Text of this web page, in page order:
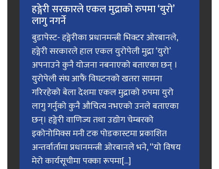
हङ्गेरी सरकारले एकल मुद्राको रुपमा ‘युरो’
लागु नगर्ने
बुडापेस्ट- हङ्गेरीका प्रधानमन्त्री भिक्टर ओरबानले,
हङ्गेरी सरकारले हाल एकल युरोपेली मुद्रा ‘युरो’
अपनाउने कुनै योजना नबनाएको बताएका छन् ।
युरोपेली संघ आफैं विघटनको खतरा सामना
गरिरहेको बेला देशमा एकल मुद्राको रुपमा युरो
लागु गर्नुको कुनै औचित्य नभएको उनले बताएका
छन्। हङ्गेरी वाणिज्य तथा उद्योग चेम्बरको
इकोनोमिक्स मनी टक पोडकास्टमा प्रकाशित
अन्तर्वार्तामा प्रधानमन्त्री ओरबानले भने, “यो विषय
मेरो कार्यसूचीमा पक्का रूपमा[...]